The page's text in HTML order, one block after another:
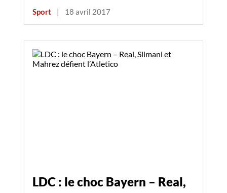
Sport | 18 avril 2017
LDC : le choc Bayern – Real,